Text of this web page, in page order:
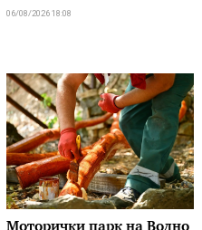
06/08/2026 18:08